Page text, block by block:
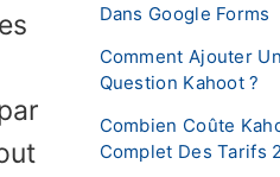
Dans Google Forms
Comment Ajouter
Question Kahoot ?
Combien Coûte
Complet Des Tarifs